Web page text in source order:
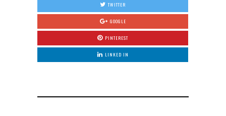
TWITTER
GOOGLE
PINTEREST
LINKED IN